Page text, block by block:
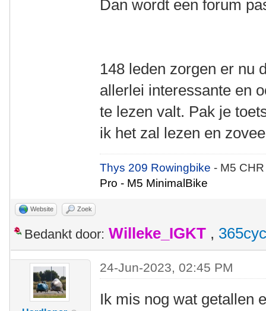
Dan wordt een forum
148 leden zorgen er nu
allerlei interessante en
te lezen valt. Pak je
ik het zal lezen en
Thys 209 Rowingbike- M5
Pro - M5 MinimalBike
Website Zoek
Bedankt door: Willeke_IGKT ,
24-Jun-2023, 02:45 PM
Ik mis nog wat getallen